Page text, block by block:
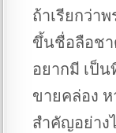
ถ้าเรียกว่า
ขึ้นชื่อลือชา
อยากมี เป็น
ขายคล่อง
สำคัญอย่าง